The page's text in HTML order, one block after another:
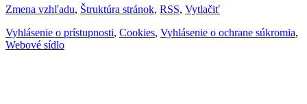
Zmena vzhľadu, Štruktúra stránok, RSS, Vytlačiť
Vyhlásenie o prístupnosti, Cookies, Vyhlásenie o ochrane súkromia,
Webové sídlo